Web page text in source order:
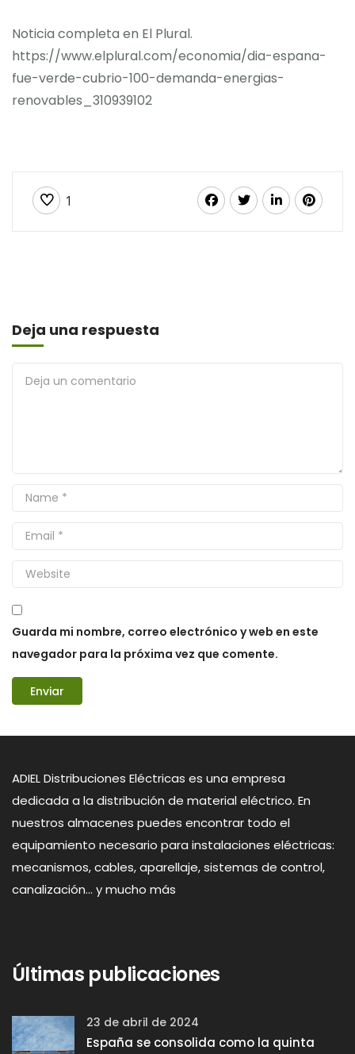
Noticia completa en El Plural.
https://www.elplural.com/economia/dia-espana-
fue-verde-cubrio-100-demanda-energias-
renovables_310939102
1
Deja una respuesta
Guarda mi nombre, correo electrónico y web en este
navegador para la próxima vez que comente.
ADIEL Distribuciones Eléctricas es una empresa
dedicada a la distribución de material eléctrico. En
nuestros almacenes puedes encontrar todo el
equipamiento necesario para instalaciones eléctricas:
mecanismos, cables, aparellaje, sistemas de control,
canalización... y mucho más
Últimas publicaciones
23 de abril de 2024
España se consolida como la quinta